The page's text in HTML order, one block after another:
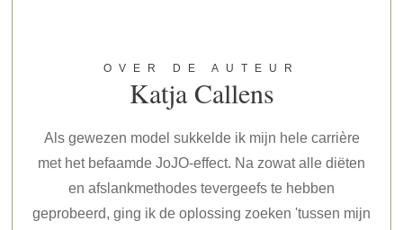
OVER DE AUTEUR
Katja Callens
Als gewezen model sukkelde ik mijn hele carrière
met het befaamde JoJO-effect. Na zowat alle diëten
en afslankmethodes tevergeefs te hebben
geprobeerd, ging ik de oplossing zoeken 'tussen mijn